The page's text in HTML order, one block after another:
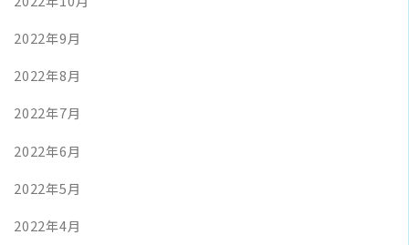
2022年9月
2022年8月
2022年7月
2022年6月
2022年5月
2022年4月